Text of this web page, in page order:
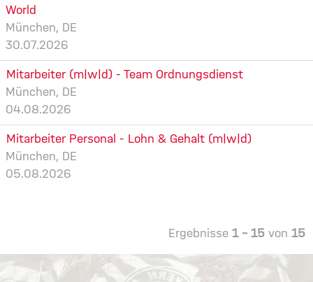
World
München, DE
30.07.2026
Mitarbeiter (m|w|d) - Team Ordnungsdienst
München, DE
04.08.2026
Mitarbeiter Personal - Lohn & Gehalt (m|w|d)
München, DE
05.08.2026
Ergebnisse 1 – 15 von 15